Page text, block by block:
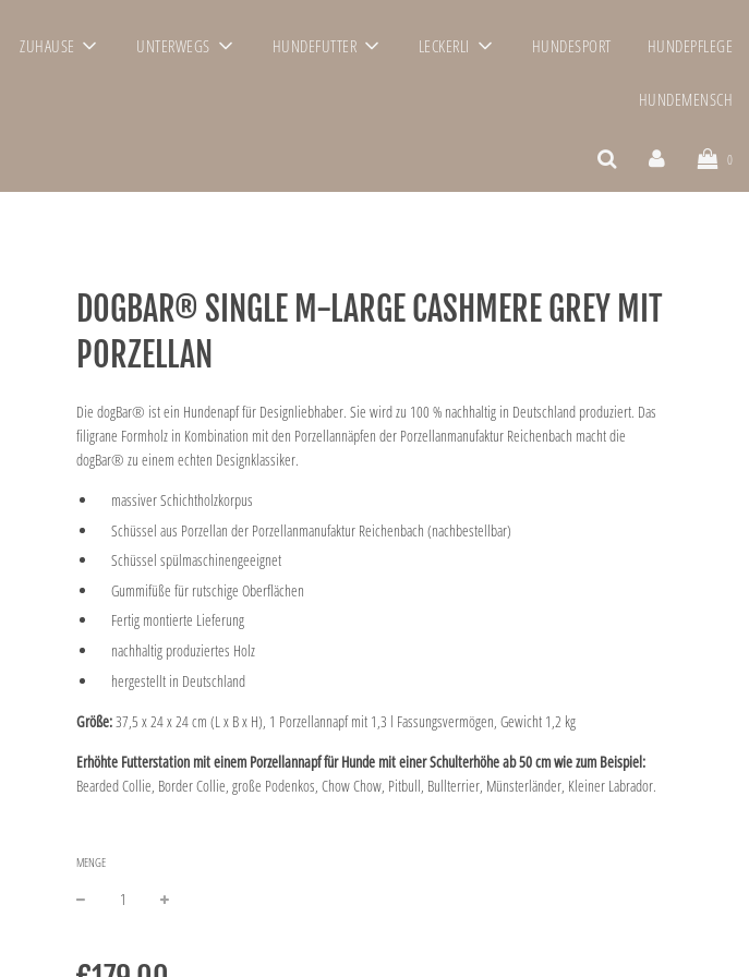
ZUHAUSE UNTERWEGS HUNDEFUTTER LECKERLI HUNDESPORT HUNDEPFLEGE
HUNDEMENSCH
0
DOGBAR® SINGLE M-LARGE CASHMERE GREY MIT
PORZELLAN
Die dogBar® ist ein Hundenapf für Designliebhaber. Sie wird zu 100 % nachhaltig in Deutschland produziert. Das
filigrane Formholz in Kombination mit den Porzellannäpfen der Porzellanmanufaktur Reichenbach macht die
dogBar® zu einem echten Designklassiker.
massiver Schichtholzkorpus
Schüssel aus Porzellan der Porzellanmanufaktur Reichenbach (nachbestellbar)
Schüssel spülmaschinengeeignet
Gummifüße für rutschige Oberflächen
Fertig montierte Lieferung
nachhaltig produziertes Holz
hergestellt in Deutschland
Größe:37,5 x 24 x 24 cm (L x B x H), 1 Porzellannapf mit 1,3 l Fassungsvermögen, Gewicht 1,2 kg
Erhöhte Futterstation mit einem Porzellannapf für Hunde mit einer Schulterhöhe ab 50 cm wie zum Beispiel:
Bearded Collie, Border Collie, große Podenkos, Chow Chow, Pitbull, Bullterrier, Münsterländer, Kleiner Labrador.
MENGE
Preis